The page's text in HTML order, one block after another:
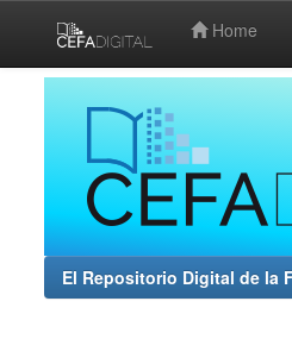
Home
El Repositorio Digital de la